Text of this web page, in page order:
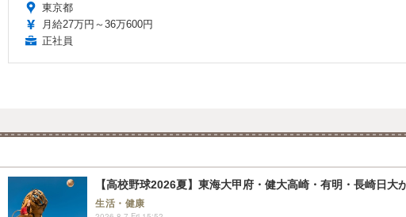
東京都
月給27万円～36万600円
正社員
【高校野球2026夏】東海大甲府・健大高崎・有明・長崎日
生活・健康